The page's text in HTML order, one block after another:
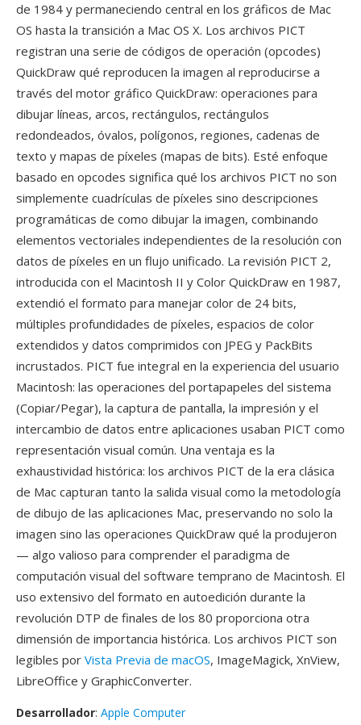
de 1984 y permaneciendo central en los gráficos de Mac
OS hasta la transición a Mac OS X. Los archivos PICT
registran una serie de códigos de operación (opcodes)
QuickDraw qué reproducen la imagen al reproducirse a
través del motor gráfico QuickDraw: operaciones para
dibujar líneas, arcos, rectángulos, rectángulos
redondeados, óvalos, polígonos, regiones, cadenas de
texto y mapas de píxeles (mapas de bits). Esté enfoque
basado en opcodes significa qué los archivos PICT no son
simplemente cuadrículas de píxeles sino descripciones
programáticas de como dibujar la imagen, combinando
elementos vectoriales independientes de la resolución con
datos de píxeles en un flujo unificado. La revisión PICT 2,
introducida con el Macintosh II y Color QuickDraw en 1987,
extendió el formato para manejar color de 24 bits,
múltiples profundidades de píxeles, espacios de color
extendidos y datos comprimidos con JPEG y PackBits
incrustados. PICT fue integral en la experiencia del usuario
Macintosh: las operaciones del portapapeles del sistema
(Copiar/Pegar), la captura de pantalla, la impresión y el
intercambio de datos entre aplicaciones usaban PICT como
representación visual común. Una ventaja es la
exhaustividad histórica: los archivos PICT de la era clásica
de Mac capturan tanto la salida visual como la metodología
de dibujo de las aplicaciones Mac, preservando no solo la
imagen sino las operaciones QuickDraw qué la produjeron
— algo valioso para comprender el paradigma de
computación visual del software temprano de Macintosh. El
uso extensivo del formato en autoedición durante la
revolución DTP de finales de los 80 proporciona otra
dimensión de importancia histórica. Los archivos PICT son
legibles por Vista Previa de macOS, ImageMagick, XnView,
LibreOffice y GraphicConverter.
Desarrollador: Apple Computer